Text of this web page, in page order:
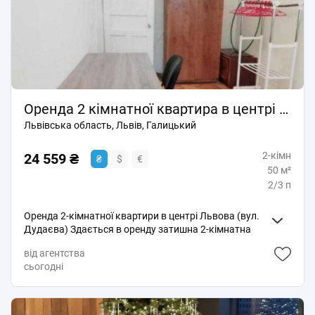
Оренда 2 кімнатної квартира в центрі Львова/ Ізольовані кім./ Галицький р-н
Львівська область, Львів, Галицький
24 559 ₴ ₴ $ €
2-кімн
50 м²
2/3 п
Оренда 2-кімнатної квартири в центрі Львова (вул.
Дудаєва) Здається в оренду затишна 2-кімнатна
р-н вул. Дудаєва. Характеристики: 2 ізольовані
кімнати Площа - 50 кв. м Поверх - 2/3 Індивідуальне
зручне планування Чудова локація - історичний
центр міста, поруч кафе, ресторани, магазини,
від агентства
сьогодні